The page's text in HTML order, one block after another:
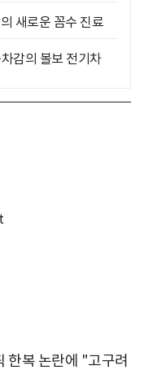
새로운 꼼수 진료
감의 볼보 전기차
한복 논란에 "고구려